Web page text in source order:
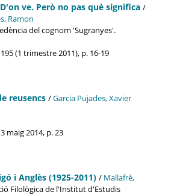
ve. Però no pas què significa /
Ramon
del cognom 'Sugranyes'.
(1 trimestre 2011), p. 16-19
reusencs /Garcia Pujades, Xavier
maig 2014, p. 23
i Anglès (1925-2011) / Mallafrè,
Filològica de l'Institut d'Estudis